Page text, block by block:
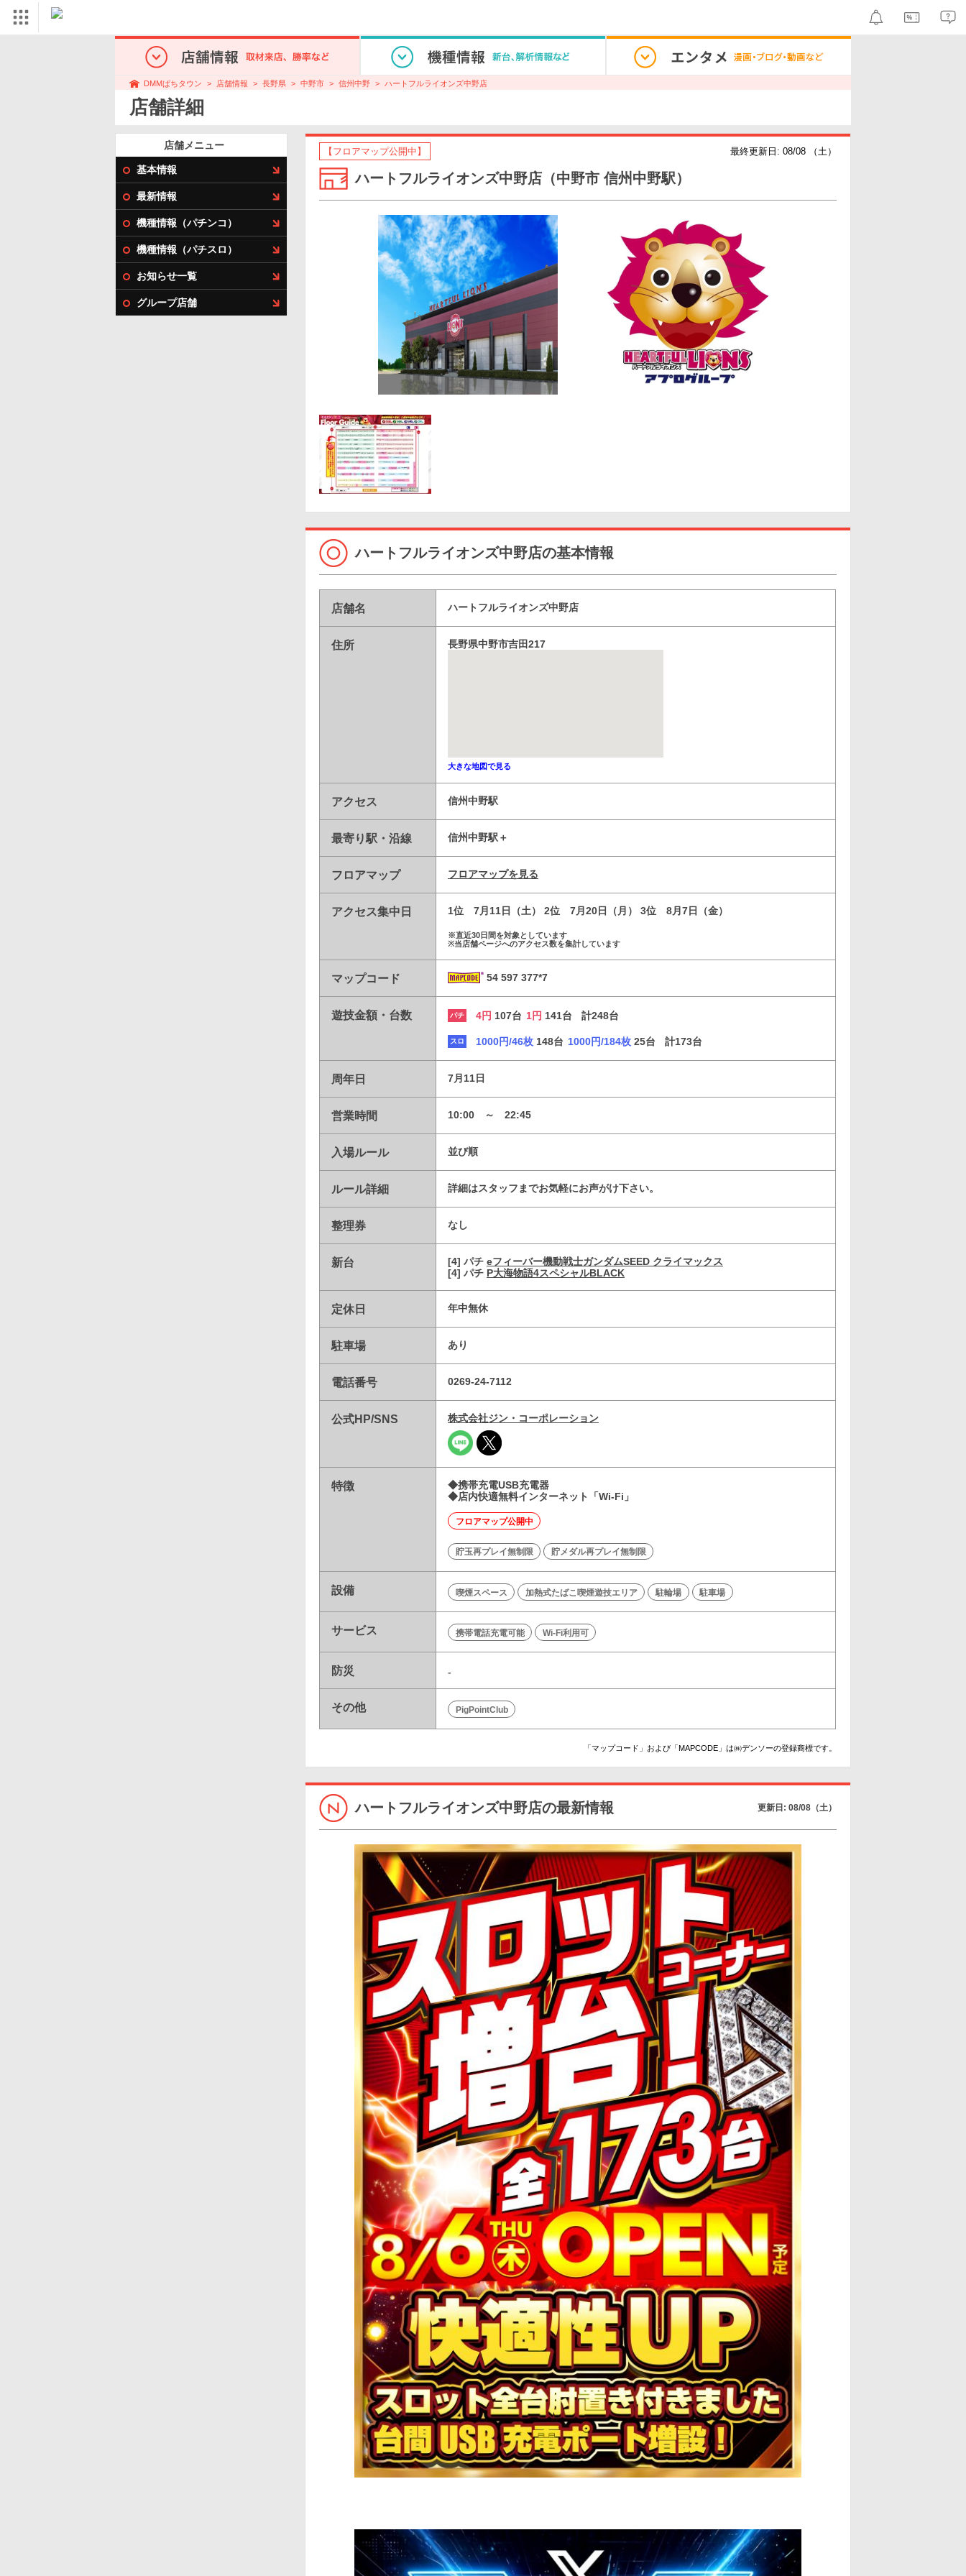
DMMぱちタウン 店舗情報 長野県 中野市 信州中野 ハートフルライオンズ中野店
店舗詳細
店舗メニュー
基本情報
最新情報
機種情報（パチンコ）
機種情報（パチスロ）
お知らせ一覧
グループ店舗
【フロアマップ公開中】 最終更新日: 08/08 （土）
ハートフルライオンズ中野店（中野市 信州中野駅）
ハートフルライオンズ中野店の基本情報
店舗名 ハートフルライオンズ中野店
住所 長野県中野市吉田217
大きな地図で見る
アクセス 信州中野駅
最寄り駅・沿線 信州中野駅
フロアマップ フロアマップを見る
アクセス集中日 1位 7月11日（土） 2位 7月20日（月） 3位 8月7日（金）
※直近30日間を対象としています
※当店舗ページへのアクセス数を集計しています
マップコード 54 597 377*7
遊技金額・台数 パチ 4円 107台 1円 141台 計248台
スロ 1000円/46枚 148台 1000円/184枚 25台 計173台
周年日 7月11日
営業時間 10:00 ～ 22:45
入場ルール 並び順
ルール詳細 詳細はスタッフまでお気軽にお声がけ下さい。
整理券 なし
新台 [4] パチ eフィーバー機動戦士ガンダムSEED クライマックス
[4] パチ P大海物語4スペシャルBLACK
定休日 年中無休
駐車場 あり
電話番号 0269-24-7112
公式HP/SNS 株式会社ジン・コーポレーション
特徴
◆携帯充電USB充電器
◆店内快適無料インターネット「Wi-Fi」
フロアマップ公開中
貯玉再プレイ無制限 貯メダル再プレイ無制限
設備 喫煙スペース 加熱式たばこ喫煙遊技エリア 駐輪場 駐車場
サービス 携帯電話充電可能 Wi-Fi利用可
防災 -
その他 PigPointClub
「マップコード」および「MAPCODE」は㈱デンソーの登録商標です。
ハートフルライオンズ中野店の最新情報 更新日: 08/08（土）